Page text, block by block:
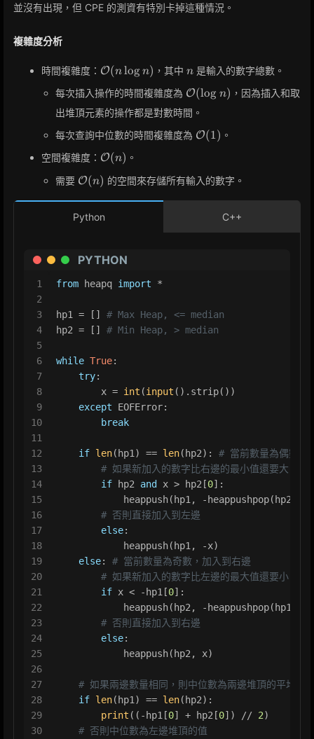
並沒有出現，但 CPE 的測資有特別卡掉這種情況。
複雜度分析
時間複雜度： \mathcal{O}
(n \log n)
O(n log n) ，其中n
n 是輸入的數字總數。
每次插入操作的時間複雜度為 \mathcal{O}
O(log n) ，因為插入和取
出堆頂元素的操作都是對數時間。
每次查詢中位數的時間複雜度為 \mathcal{O}
O(1) 。
空間複雜度： \mathcal{O}
O(n) 。
需要 \mathcal{O}
(n)
O(n) 的空間來存儲所有輸入的數字。
Python C++
PYTHON
1
2
3
4
5
6
7
8
9
10
11
12
13
14
15
16
17
18
19
20
21
22
23
24
25
26
27
28
29
30
from heapq import *
hp1 = [] # Max Heap, <= median
hp2 = [] # Min Heap, > median
while True:
try:
        x =
int (input ().strip())
except EOFError:
break
if len(hp1) == len(hp2): # 當前數量為偶數，
# 如果新加入的數字比右邊的最小值還要大，則
if hp2 and x > hp2[0]:
heappush(hp1, -heappushpop(hp2,
# 否則直接加入到左邊
else:
            heappush(hp1, -x)
else: # 當前數量為奇數，加入到右邊
# 如果新加入的數字比左邊的最大值還要小，則
if x < -hp1[0]:
heappush(hp2, -heappushpop(hp1, -
# 否則直接加入到右邊
else:
            heappush(hp2, x)
# 如果兩邊數量相同，則中位數為兩邊堆頂的平均值
if len(hp1) == len(hp2):
print ((-hp1[0] + hp2[0]) // 2)
# 否則中位數為左邊堆頂的值